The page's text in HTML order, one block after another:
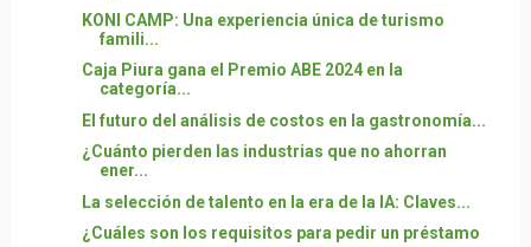
KONI CAMP: Una experiencia única de turismo
famili...
Caja Piura gana el Premio ABE 2024 en la
categoría...
El futuro del análisis de costos en la gastronomía...
¿Cuánto pierden las industrias que no ahorran
ener...
La selección de talento en la era de la IA: Claves...
¿Cuáles son los requisitos para pedir un préstamo